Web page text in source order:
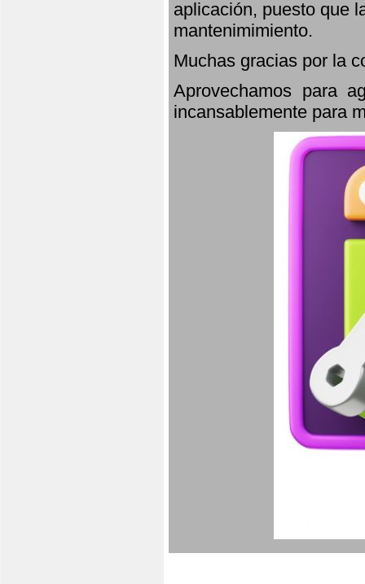
aplicación, puesto que
mantenimimiento.
Muchas gracias por la
Aprovechamos para
incansablemente para